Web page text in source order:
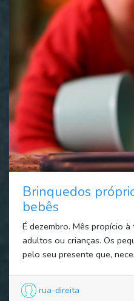
Brinquedos
bebês
É dezembro. Mês propício
adultos ou crianças. Os
pelo seu presente que,
rua-direita